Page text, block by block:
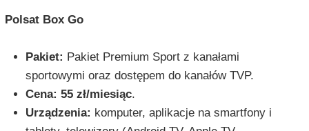
Polsat Box Go
Pakiet: Pakiet Premium Sport z kanałami
sportowymi oraz dostępem do kanałów TVP.
Cena: 55 zł/miesiąc.
Urządzenia: komputer, aplikacje na smartfony i